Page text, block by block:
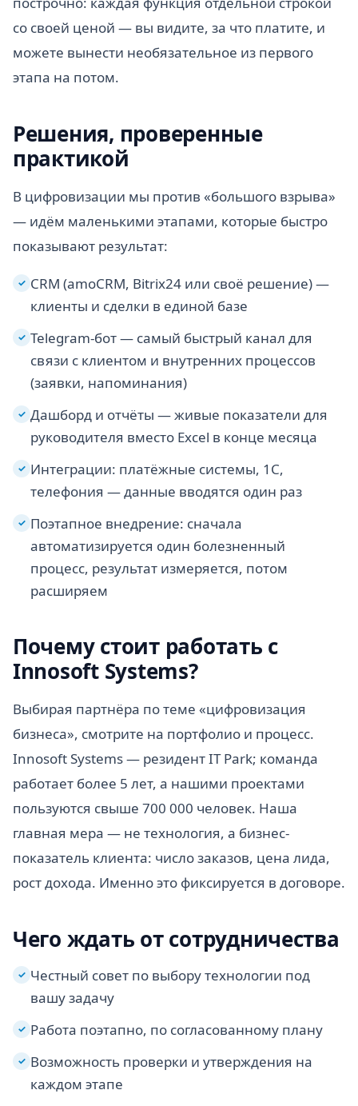
со своей ценой — вы видите, за что платите, и
можете вынести необязательное из первого
этапа на потом.
Решения, проверенные
практикой
В цифровизации мы против «большого взрыва»
— идём маленькими этапами, которые быстро
показывают результат:
✓ CRM (amoCRM, Bitrix24 или своё решение) —
клиенты и сделки в единой базе
✓ Telegram-бот — самый быстрый канал для
связи с клиентом и внутренних процессов
(заявки, напоминания)
✓ Дашборд и отчёты — живые показатели для
руководителя вместо Excel в конце месяца
✓ Интеграции: платёжные системы, 1С,
телефония — данные вводятся один раз
✓ Поэтапное внедрение: сначала
автоматизируется один болезненный
процесс, результат измеряется, потом
расширяем
Почему стоит работать с
Innosoft Systems?
Выбирая партнёра по теме «цифровизация
бизнеса», смотрите на портфолио и процесс.
Innosoft Systems — резидент IT Park; команда
работает более 5 лет, а нашими проектами
пользуются свыше 700 000 человек. Наша
главная мера — не технология, а бизнес-
показатель клиента: число заказов, цена лида,
рост дохода. Именно это фиксируется в договоре.
Чего ждать от сотрудничества
✓ Честный совет по выбору технологии под
вашу задачу
✓ Работа поэтапно, по согласованному плану
✓ Возможность проверки и утверждения на
каждом этапе